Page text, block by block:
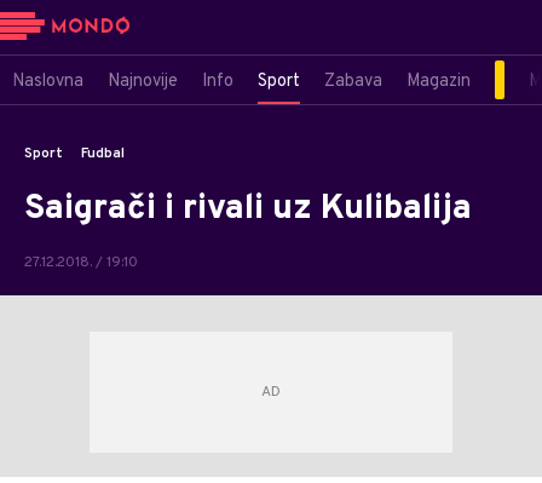
Naslovna Najnovije Info Sport Zabava Magazin
Sport Fudbal
Saigrači i rivali uz Kulibalija
27.12.2018. / 19:10